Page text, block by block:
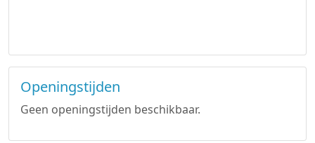
Openingstijden
Geen openingstijden beschikbaar.